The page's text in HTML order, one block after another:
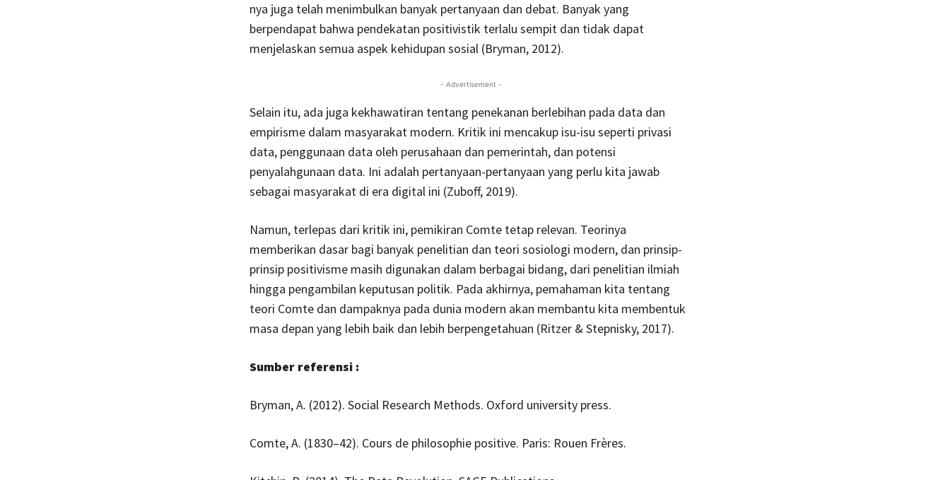
nya juga telah menimbulkan banyak pertanyaan dan debat. Banyak yang
berpendapat bahwa pendekatan positivistik terlalu sempit dan tidak dapat
menjelaskan semua aspek kehidupan sosial (Bryman, 2012).
- Advertisement -
Selain itu, ada juga kekhawatiran tentang penekanan berlebihan pada data dan
empirisme dalam masyarakat modern. Kritik ini mencakup isu-isu seperti privasi
data, penggunaan data oleh perusahaan dan pemerintah, dan potensi
penyalahgunaan data. Ini adalah pertanyaan-pertanyaan yang perlu kita jawab
sebagai masyarakat di era digital ini (Zuboff, 2019).
Namun, terlepas dari kritik ini, pemikiran Comte tetap relevan. Teorinya
memberikan dasar bagi banyak penelitian dan teori sosiologi modern, dan prinsip-
prinsip positivisme masih digunakan dalam berbagai bidang, dari penelitian ilmiah
hingga pengambilan keputusan politik. Pada akhirnya, pemahaman kita tentang
teori Comte dan dampaknya pada dunia modern akan membantu kita membentuk
masa depan yang lebih baik dan lebih berpengetahuan (Ritzer & Stepnisky, 2017).
Sumber referensi :
Bryman, A. (2012). Social Research Methods. Oxford university press.
Comte, A. (1830–42). Cours de philosophie positive. Paris: Rouen Frères.